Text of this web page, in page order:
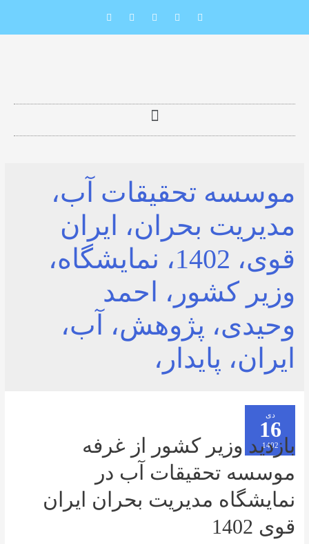
تحقیقات آب،
بحران، ایران
قوی، 1402، نمایشگاه،
کشور، احمد
پژوهش، آب،
پایدار،
وزیر کشور از غرفه
تحقیقات آب در
مدیریت بحران ایران